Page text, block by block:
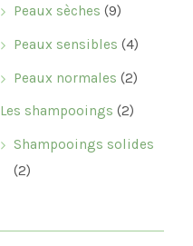
Peaux sèches (9)
Peaux sensibles (4)
Peaux normales (2)
Les shampooings (2)
Shampooings solides
(2)